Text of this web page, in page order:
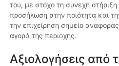
του, με στόχο τη συνεχή
προσήλωση στην ποιότητα και
την επιχείρηση σημείο
αγορά της περιοχής.
Αξιολογήσεις από